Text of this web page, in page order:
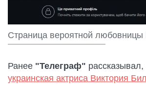
Страница вероятной любовницы
Ранее "Телеграф" рассказывал,
украинская актриса Виктория